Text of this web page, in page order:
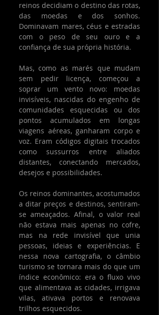
reinos decidiam o destino das rotas,
das moedas e dos sonhos.
Dominavam mares, céus e estradas
com o peso de seu ouro e a
confiança de sua própria história.
Mas, como as marés que mudam
sem pedir licença, começou a
soprar um vento novo: moedas
invisíveis, nascidas do engenho de
comunidades esquecidas ou dos
pontos acumulados em longas
viagens aéreas, ganharam corpo e
voz. Eram códigos digitais trocados
como sussurros entre aliados
distantes, conectando mercados,
desejos e possibilidades.
Os reinos dominantes, acostumados
a ditar preços e destinos, sentiram-
se ameaçados. Afinal, o valor real
não estava mais apenas no cofre,
mas na rede invisível que unia
pessoas, ideias e experiências. E
nessa nova cartografia, o câmbio
turismo se tornara mais do que um
índice econômico: era o fluxo vivo
que alimentava as cidades, irrigava
vilas, ativava portos e renovava
trilhos esquecidos.